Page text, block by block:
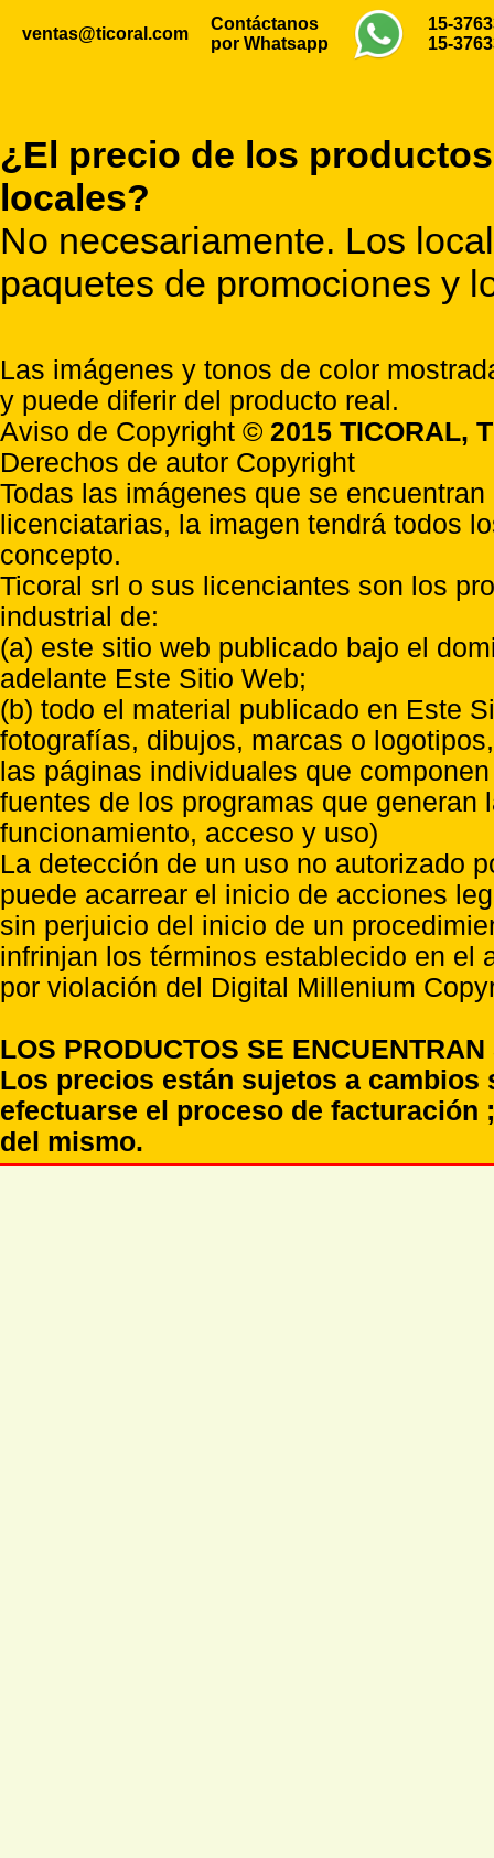
ventas@ticoral.com
Contáctanos
por Whatsapp
15-
15-
¿El precio de los
locales?
No necesariamente. Los
paquetes de promociones y
Las imágenes y tonos de color
y puede diferir del producto real.
Aviso de Copyright © 2015 TICORAL,
Derechos de autor Copyright
Todas las imágenes que se
licenciatarias, la imagen tendrá todos
concepto.
Ticoral srl o sus licenciantes son los
industrial de:
(a) este sitio web publicado bajo el
adelante Este Sitio Web;
(b) todo el material publicado en Este
fotografías, dibujos, marcas o
las páginas individuales que
fuentes de los programas que
funcionamiento, acceso y uso)
La detección de un uso no autorizado
puede acarrear el inicio de acciones
sin perjuicio del inicio de un
infrinjan los términos establecido en el
por violación del Digital Millenium
LOS PRODUCTOS SE
Los precios están sujetos a
efectuarse el proceso de
del mismo.